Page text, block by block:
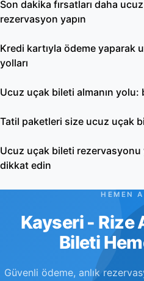
Son dakika fırsatları daha
rezervasyon yapın
Kredi kartıyla ödeme yaparak
yolları
Ucuz uçak bileti almanın yolu:
Tatil paketleri size ucuz uçak
Ucuz uçak bileti
dikkat edin
HEMEN
Kayseri - Rize
Bileti
Güvenli ödeme, anlık